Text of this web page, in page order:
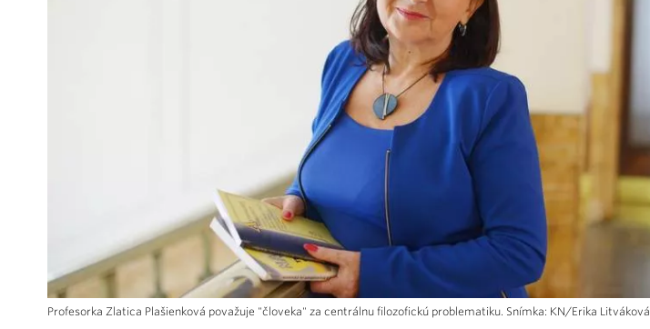
Profesorka Zlatica Plašienková považuje "človeka" za centrálnu filozofickú problematiku. Snímka: KN/Erika Litváková